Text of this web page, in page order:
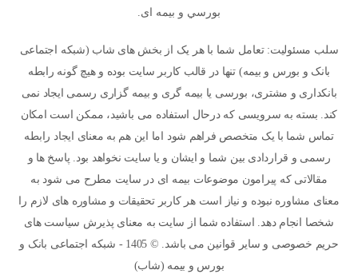
بورسي و بیمه ای.
سلب مسئولیت: تعامل شما با هر یک از بخش های شاب (شبکه اجتماعی
بانک و بورس و بیمه) تنها در قالب کاربر سایت بوده و هیچ گونه رابطه
بانکداری و مشتری، بورسی یا بیمه گری و بیمه گزاری رسمی ایجاد نمی
کند. بسته به سرویسی که درحال استفاده می باشید، ممکن است امکان
تماس شما با یک متخصص فراهم شود اما این هم به معنای ایجاد رابطه
رسمی و قراردادی بین شما و ایشان و یا سایت نخواهد بود. پاسخ ها و
مقالاتی که پیرامون موضوعات بیمه ای در سایت مطرح می شود به
معنای مشاوره نبوده و نیاز است هر کاربر تحقیقات و مشاوره های لازم را
شخصا انجام دهد. استفاده شما از سایت به معنای پذیرش سیاست های
حریم خصوصی و سایر قوانین می باشد. © 1405 - شبکه اجتماعی بانک و
بورس و بیمه (شاب)